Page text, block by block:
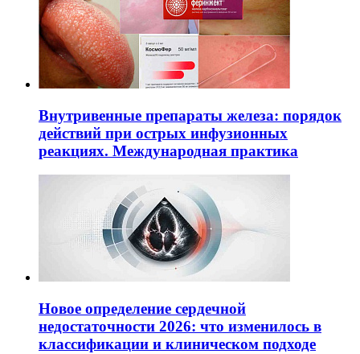
Внутривенные препараты железа: порядок
действий при острых инфузионных
реакциях. Международная практика
Новое определение сердечной
недостаточности 2026: что изменилось в
классификации и клиническом подходе